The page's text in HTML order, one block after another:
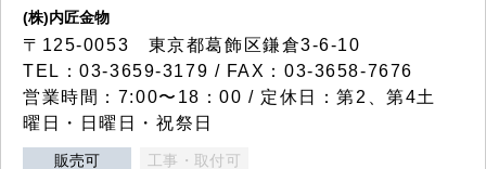
(株)内匠金物
〒125-0053 東京都葛飾区鎌倉3-6-10
TEL：03-3659-3179 / FAX：03-3658-7676
営業時間：7:00〜18：00 / 定休日：第2、第4土
曜日・日曜日・祝祭日
販売可 工事・取付可